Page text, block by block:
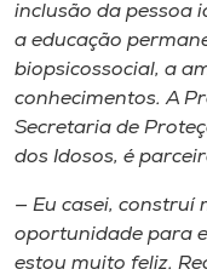
Rádio
Museu
Unoesc
Store
inclusão da pessoa
a educação
biopsicossocial, a
conhecimentos. A
Secretaria de
dos Idosos, é
— Eu casei, construí
oportunidade para
estou muito feliz.